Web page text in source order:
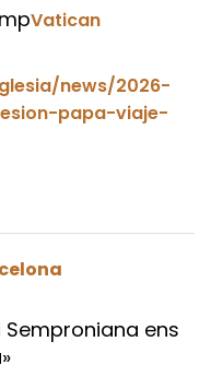
Vatican
news/2026-
papa-viaje-
Semproniana ens